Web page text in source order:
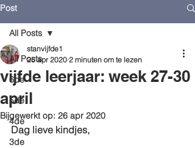
Post
All Posts
6de
5de
4de
3de
All Posts
vijfde leerjaar: week 27-30
april
stanvijfde1
25 apr 2020 2 minuten om te lezen
Bijgewerkt op: 26 apr 2020
Dag lieve kindjes,